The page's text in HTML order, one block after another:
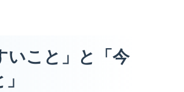
いこと」と「今